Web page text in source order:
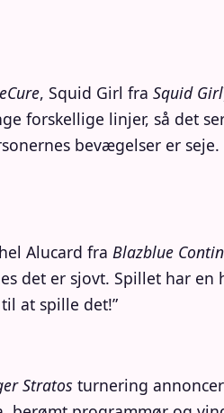
, Squid Girl fra Squid Girl
forskellige linjer, så det
bevægelser er
Alucard fra Blazblue
det er sjovt. Spillet har
at spille det!”
Stratos turnering